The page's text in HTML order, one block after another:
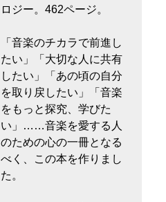
ロジー。462ページ。
「音楽のチカラで前進し
たい」「大切な人に共有
したい」「あの頃の自分
を取り戻したい」「音楽
をもっと探究、学びた
い」……音楽を愛する人
のための心の一冊となる
べく、この本を作りまし
た。